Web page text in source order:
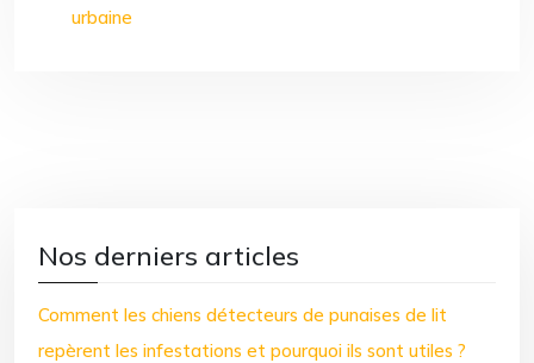
urbaine
Nos derniers articles
Comment les chiens détecteurs de punaises de lit
repèrent les infestations et pourquoi ils sont utiles ?